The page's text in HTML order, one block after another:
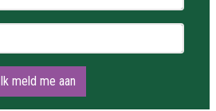
Ik meld me aan